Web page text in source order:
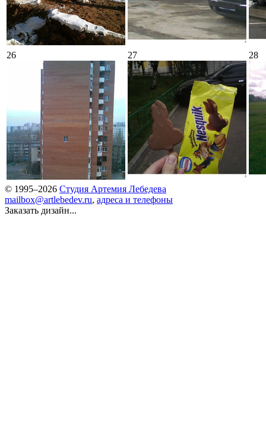
26 27 28
© 1995–2026 Студия Артемия Лебедева
mailbox@artlebedev.ru, адреса и телефоны
Заказать дизайн...